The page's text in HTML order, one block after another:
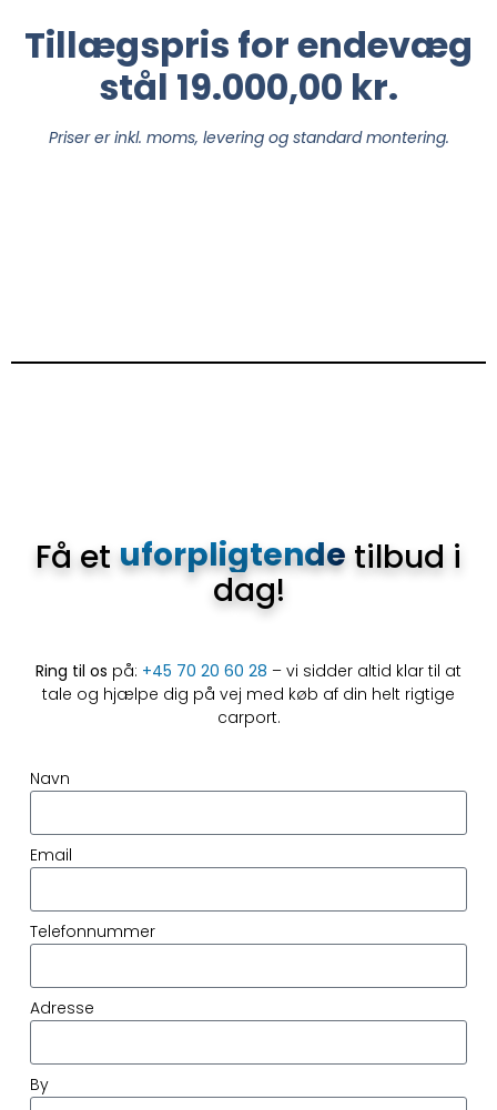
Tillægspris for endevæg
stål 19.000,00 kr.
Priser er inkl. moms, levering og standard montering.
Få et uforpligtende tilbud i
dag!
Ring til os på: +45 70 20 60 28 – vi sidder altid klar til at
tale og hjælpe dig på vej med køb af din helt rigtige
carport.
Navn
Email
Telefonnummer
Adresse
By